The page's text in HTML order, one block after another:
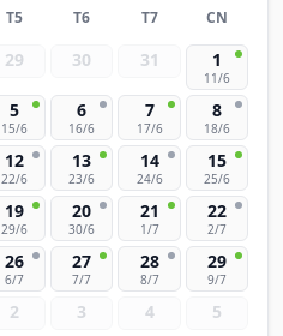
T5 T6 T7 CN
29 30 31 1
11/6
5
15/6
6
16/6
7
17/6
8
18/6
12
22/6
13
23/6
14
24/6
15
25/6
19
29/6
20
30/6
21
1/7
22
2/7
26
6/7
27
7/7
28
8/7
29
9/7
2 3 4 5